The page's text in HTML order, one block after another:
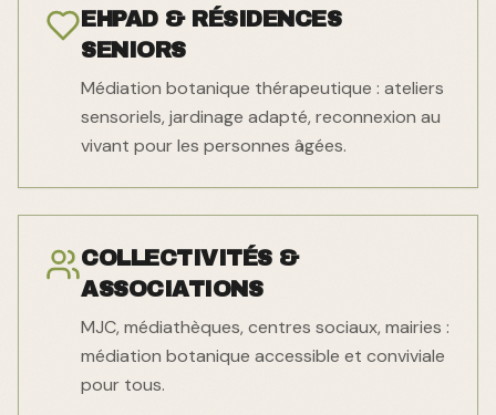
EHPAD & RÉSIDENCES
SENIORS
Médiation botanique thérapeutique : ateliers
sensoriels, jardinage adapté, reconnexion au
vivant pour les personnes âgées.
COLLECTIVITÉS &
ASSOCIATIONS
MJC, médiathèques, centres sociaux, mairies :
médiation botanique accessible et conviviale
pour tous.